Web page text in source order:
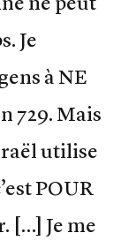
Je
à NE
729. Mais
utilise
POUR
[…] Je me